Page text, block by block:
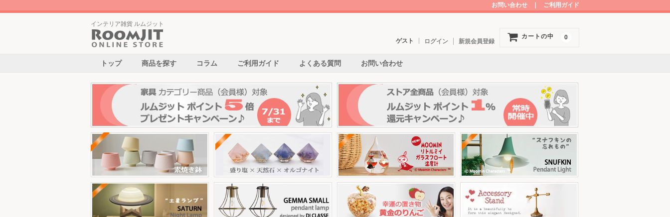
お問い合わせ ご利用ガイド
インテリア雑貨 ルムジット
カートの中 0
ゲスト ログイン 新規会員登録
トップ 商品を探す コラム ご利用ガイド よくある質問 お問い合わせ